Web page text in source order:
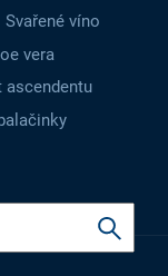
Svařené víno
vera
ascendentu